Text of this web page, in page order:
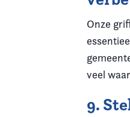
Onze
veel
9.